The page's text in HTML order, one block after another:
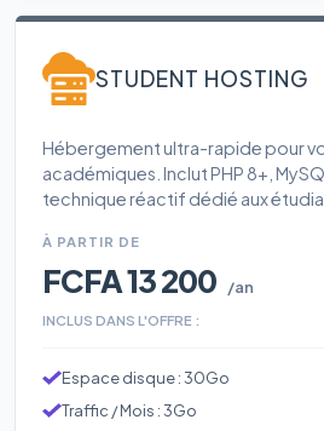
STUDENT HOSTING
Hébergement ultra-rapide pour
académiques. Inclut PHP 8+,
technique réactif dédié aux
À PARTIR DE
FCFA 13 200 /an
INCLUS DANS L'OFFRE :
Espace disque : 30Go
Traffic / Mois : 3Go